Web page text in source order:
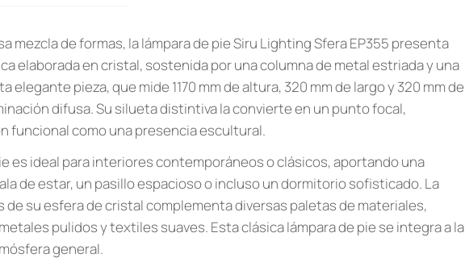
mezcla de formas, la lámpara de pie Siru Lighting Sfera EP355 presenta
elaborada en cristal, sostenida por una columna de metal estriada y una
elegante pieza, que mide 1170 mm de altura, 320 mm de largo y 320 mm de
difusa. Su silueta distintiva la convierte en un punto focal,
funcional como una presencia escultural.
es ideal para interiores contemporáneos o clásicos, aportando una
de estar, un pasillo espacioso o incluso un dormitorio sofisticado. La
de su esfera de cristal complementa diversas paletas de materiales,
pulidos y textiles suaves. Esta clásica lámpara de pie se integra a la
general.